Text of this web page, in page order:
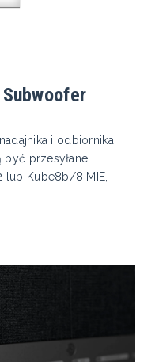
i odbiornika
być przesyłane
lub Kube8b/8 MIE,